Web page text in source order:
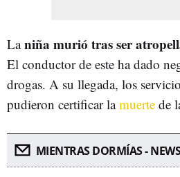
Laniña murió tras ser
El conductor de este ha dado
drogas. A su llegada, los
pudieron certificar lamuerte de
MIENTRAS DORMÍAS -